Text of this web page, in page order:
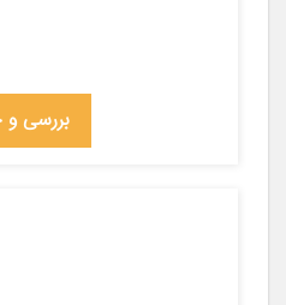
بررسی و